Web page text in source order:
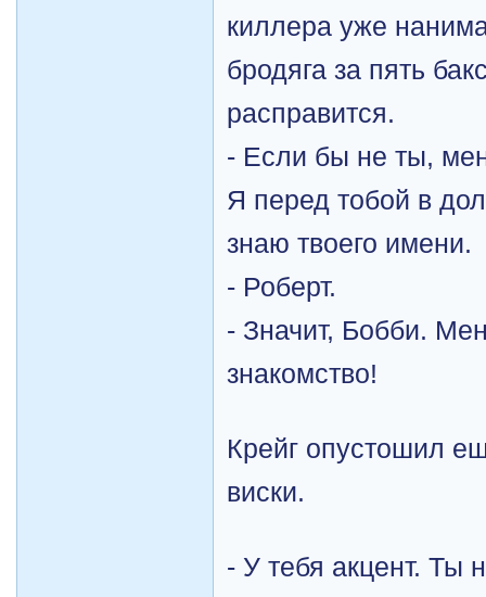
киллера уже
бродяга за пять
расправится.
- Если бы не ты,
Я перед тобой в
знаю твоего имени.
- Роберт.
- Значит, Бобби.
знакомство!
Крейг опустошил
виски.
- У тебя акцент. Ты